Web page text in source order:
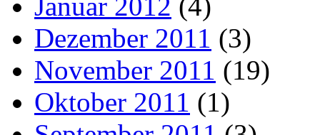
Dezember 2011 (3)
November 2011 (19)
Oktober 2011 (1)